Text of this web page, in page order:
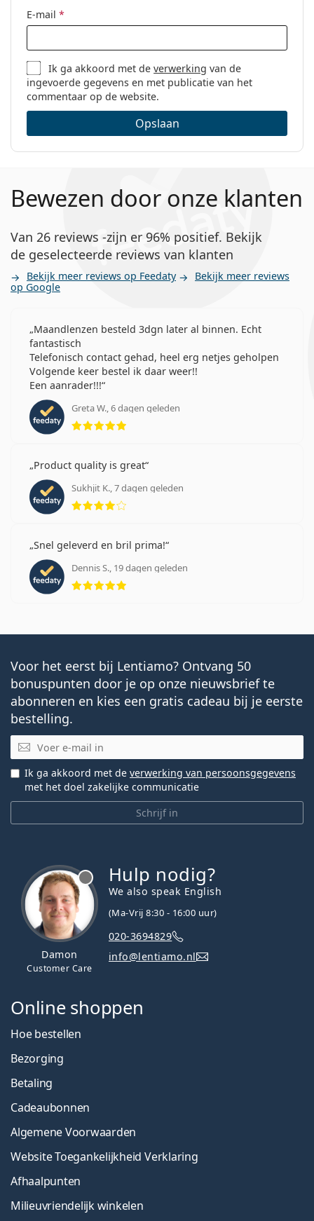
Hoe lang kunt u Air Optix Plus Hydraglyde for
Astigmatism contactlenzen dragen?
Kun je slapen in Air Optix Plus Hydraglyde voor
Astigmatisme?
Wat betekent HydraGlyde?
pack Air Optix Plus Hydraglyde voor
Astigmatisme?
Andere contactlenzen voor astigmatisme
Gebruikers van de Air Optix for Astigmatism contacten
Astigmatism lenzen gaan gebruiken zonder een nieuw
voorschrift.
Klanten die deze lenzen kochten, kochten ook
Vantio
Multi-Purpose 360 ml met lenzendoosje
Het is een medisch hulpmiddel. Lees de instructies
voor gebruik.
E-mail *
Ik ga akkoord met deverwerking van de
ingevoerde gegevens en met publicatie van het
commentaar op de website.
Opslaan
Bewezen door onze klanten
Van 26 reviews -zijn er 96% positief. Bekijk
de geselecteerde reviews van klanten
Bekijk meer reviews op Feedaty Bekijk meer reviews
op Google
Maandlenzen besteld 3dgn later al binnen. Echt
fantastisch
Telefonisch contact gehad, heel erg netjes geholpen
Volgende keer bestel ik daar weer!!
Een aanrader!!!
Greta W., 6 dagen geleden
Beoordeling 5 van 5
Product quality is great
Sukhjit K., 7 dagen geleden
Beoordeling 4 van 5
Snel geleverd en bril prima!
Dennis S., 19 dagen geleden
Beoordeling 5 van 5
Voor het eerst bij Lentiamo? Ontvang 50
bonuspunten door je op onze nieuwsbrief te
abonneren en kies een gratis cadeau bij je eerste
bestelling.
E-mail
Schrijf in
Ik ga akkoord met de verwerking van persoonsgegevens
met het doel zakelijke communicatie
Damon
Customer Care
Hulp nodig?
We also speak English
(Ma-Vrij 8:30 - 16:00 uur)
020-3694829
info@lentiamo.nl
Online shoppen
Hoe bestellen
Bezorging
Betaling
Cadeaubonnen
Algemene Voorwaarden
Website Toegankelijkheid Verklaring
Afhaalpunten
Milieuvriendelijk winkelen